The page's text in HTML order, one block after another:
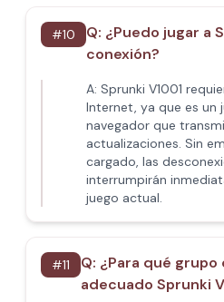
#10 Q: ¿Puedo jugar a
conexión?
A: Sprunki V1001
Internet, ya que es un
navegador que
actualizaciones. Sin
cargado, las
interrumpirán
juego actual.
#11 Q: ¿Para qué grupo
adecuado Sprunki